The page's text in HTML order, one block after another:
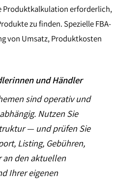
Produktkalkulation erforderlich,
zu finden. Spezielle FBA-
von Umsatz, Produktkosten
und Händler
sind operativ und
Nutzen Sie
— und prüfen Sie
Listing, Gebühren,
an den aktuellen
Ihrer eigenen